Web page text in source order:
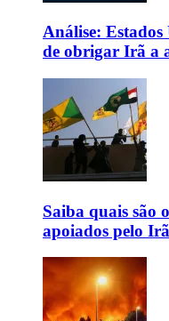
Análise: Estados
de obrigar Irã a
Saiba quais são
apoiados pelo